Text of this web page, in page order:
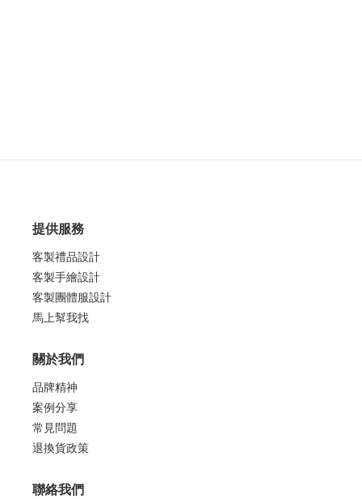
提供服務
客製禮品設計
客製手繪設計
客製團體服設計
馬上幫我找
關於我們
品牌精神
案例分享
常見問題
退換貨政策
聯絡我們